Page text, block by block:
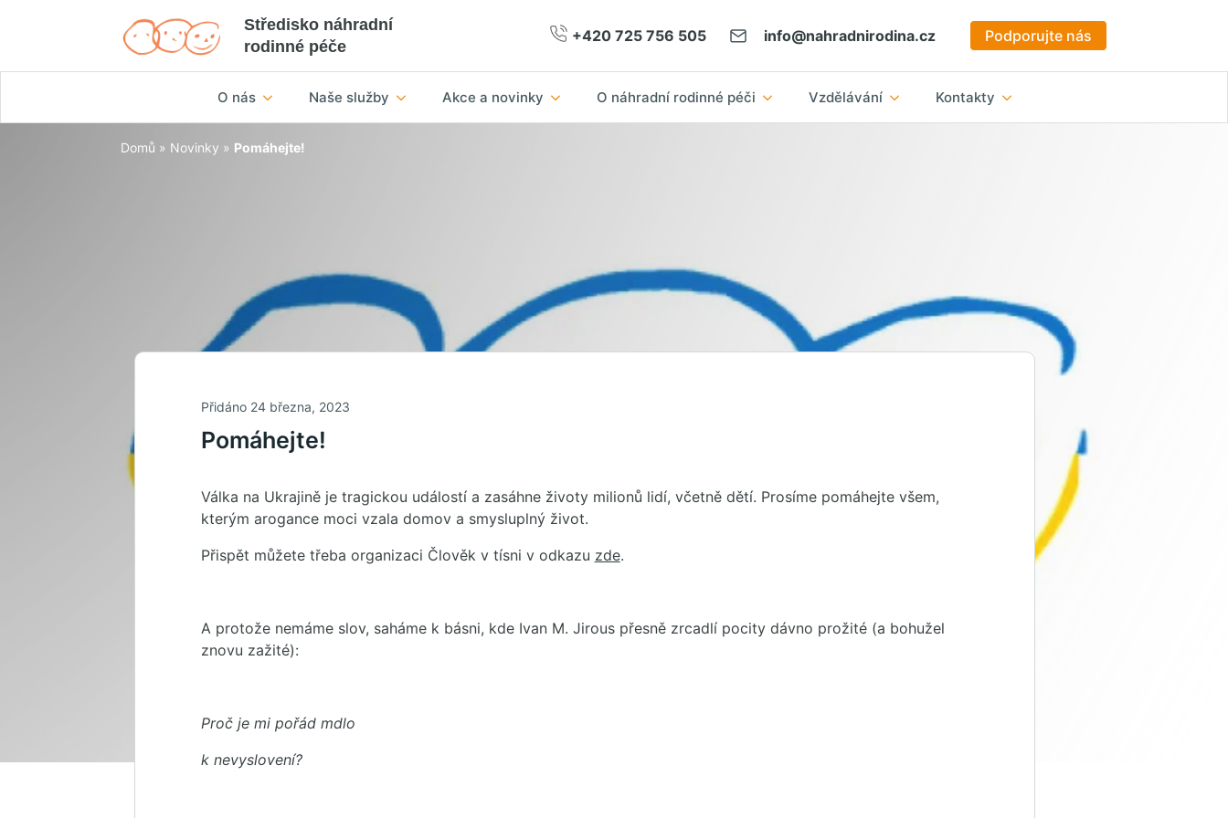
Středisko náhradní
rodinné péče
+420 725 756 505 info@nahradnirodina.cz Podporujte nás
O nás Naše služby Akce a novinky O náhradní rodinné péči Vzdělávání Kontakty
Domů » Novinky » Pomáhejte!
Přidáno 24 března, 2023
Pomáhejte!
Válka na Ukrajině je tragickou událostí a zasáhne životy milionů lidí, včetně dětí. Prosíme pomáhejte všem,
kterým arogance moci vzala domov a smysluplný život.
Přispět můžete třeba organizaci Člověk v tísni v odkazu zde.
A protože nemáme slov, saháme k básni, kde Ivan M. Jirous přesně zrcadlí pocity dávno prožité (a bohužel
znovu zažité):
Proč je mi pořád mdlo
k nevyslovení?